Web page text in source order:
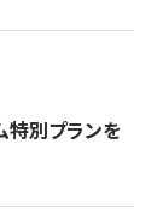
特別プランを